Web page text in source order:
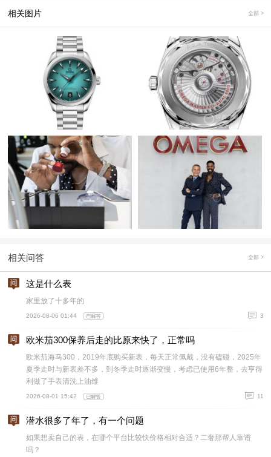
相关图片 全部 >
相关问答 全部 >
这是什么表
家里放了十多年的
2026-08-06 01:44 3
欧米茄300保养后走的比原来快了，正常吗
欧米茄海马300，2019年底购买新表，每天正常佩戴，没有磕碰，2025年
夏季走时与新表差不多，到冬季走时逐渐变慢，考虑已使用6年整，去亨得
利做了手表清洗上油维
2026-08-01 15:42 11
潜水很多了年了，有一个问题
如果想卖自己的表，在哪个平台比较快价格相对合适？二奢那帮人靠谱
吗？